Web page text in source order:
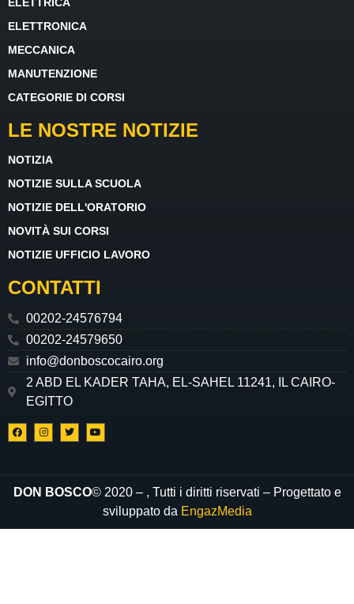
ELETTRONICA
MECCANICA
MANUTENZIONE
CATEGORIE DI CORSI
LE NOSTRE NOTIZIE
NOTIZIA
NOTIZIE SULLA SCUOLA
NOTIZIE DELL'ORATORIO
NOVITÀ SUI CORSI
NOTIZIE UFFICIO LAVORO
CONTATTI
00202-24576794
00202-24579650
info@donboscocairo.org
2 ABD EL KADER TAHA, EL-SAHEL 11241, IL CAIRO-
EGITTO
DON BOSCO© 2020 – , Tutti i diritti riservati – Progettato e
sviluppato da EngazMedia